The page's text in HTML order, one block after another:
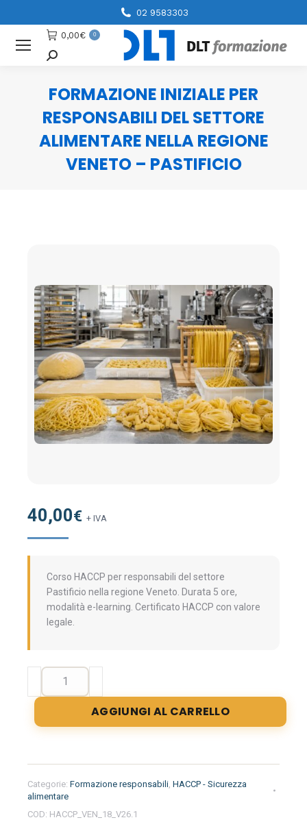
02 9583303
0,00€ 0
Cerca
FORMAZIONE INIZIALE PER
RESPONSABILI DEL SETTORE
ALIMENTARE NELLA REGIONE
VENETO – PASTIFICIO
40,00€ + IVA
Corso HACCP per responsabili del settore
Pastificio nella regione Veneto. Durata 5 ore,
modalità e-learning. Certificato HACCP con valore
legale.
Formazione
per
responsabili
alimentare
nella
regione
Veneto
AGGIUNGI AL CARRELLO
Categorie: Formazione responsabili, HACCP - Sicurezza
alimentare
COD: HACCP_VEN_18_V26.1